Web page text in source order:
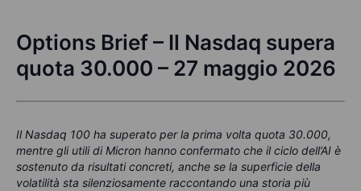
Options Brief – Il Nasdaq supera
quota 30.000 – 27 maggio 2026
Il Nasdaq 100 ha superato per la prima volta quota 30.000,
mentre gli utili di Micron hanno confermato che il ciclo dell’AI è
sostenuto da risultati concreti, anche se la superficie della
volatilità sta silenziosamente raccontando una storia più